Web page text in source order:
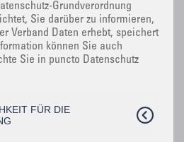
Grundverordnung
Sie darüber zu informieren,
Verband Daten erhebt, speichert
können Sie auch
Sie in puncto Datenschutz
FÜR DIE